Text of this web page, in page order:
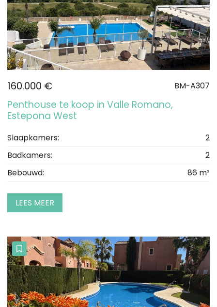
160.000 € BM-A307
Penthouse te koop in Valle Romano,
Estepona West
Slaapkamers:
2
Badkamers:
2
Bebouwd:
86 m²
LEES MEER